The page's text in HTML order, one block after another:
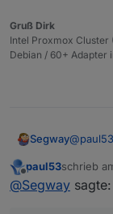
Gruß Dirk
Intel Proxmox Cluster
Debian / 60+ Adapter
Segway@paul53
War nur
schildern.
Offline
paul53schrieb
zuletzt
@Segway sagte: